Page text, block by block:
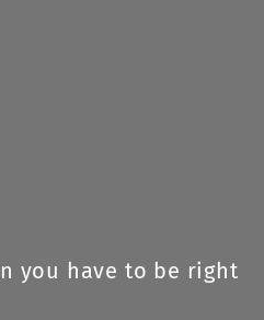
you have to be right